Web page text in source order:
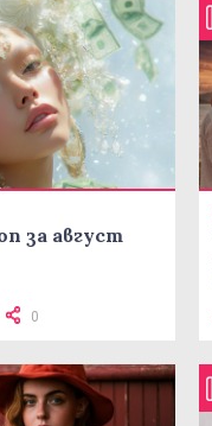
за август
0